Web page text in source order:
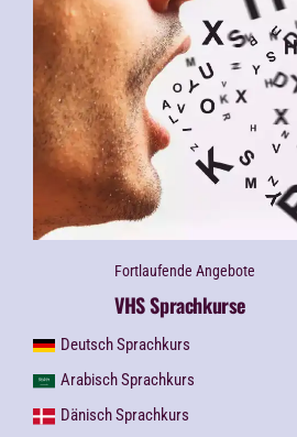
Fortlaufende Angebote
VHS Sprachkurse
Deutsch Sprachkurs
Arabisch Sprachkurs
Dänisch Sprachkurs